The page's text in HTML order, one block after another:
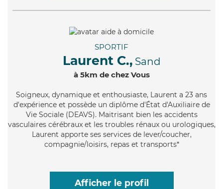
SPORTIF
Laurent C., Sand
à 5km de chez Vous
Soigneux, dynamique et enthousiaste, Laurent a 23 ans
d'expérience et possède un diplôme d'État d'Auxiliaire de
Vie Sociale (DEAVS). Maitrisant bien les accidents
vasculaires cérébraux et les troubles rénaux ou urologiques,
Laurent apporte ses services de lever/coucher,
compagnie/loisirs, repas et transports*
Afficher le profil